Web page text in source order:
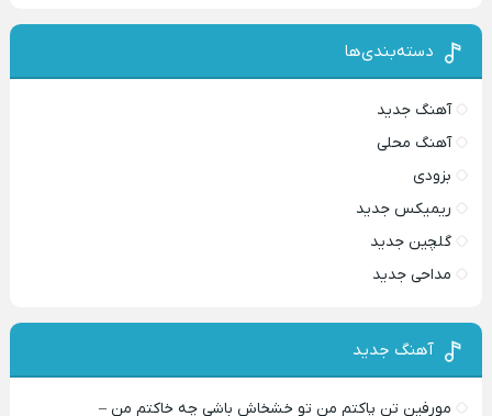
دسته‌بندی‌ها
آهنگ جدید
آهنگ محلی
بزودی
ریمیکس جدید
گلچین جدید
مداحی جدید
آهنگ جدید
مورفین تن پاکتم من تو خشخاش باشی چه خاکتم من –